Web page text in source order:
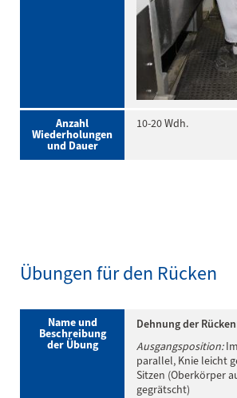
Anzahl
Wiederholungen
und Dauer
10-20 Wdh.
Übungen für den Rücken
Name und
Beschreibung
der Übung
Dehnung der
Ausgangsposition:
parallel, Knie leicht
Sitzen (Oberkörper
gegrätscht)